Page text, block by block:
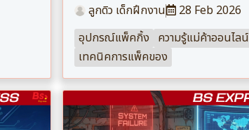
ลูกดิว เด็กฝึกงาน
28 Feb 2026
อุปกรณ์แพ็คกิ้ง ความรู้แม่ค้าออนไลน์
เทคนิคการแพ็คของ